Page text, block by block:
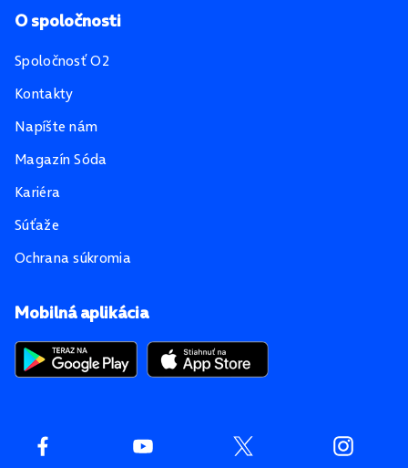
Mobilná aplikácia
O spoločnosti
Spoločnosť O2
Kontakty
Napíšte nám
Magazín Sóda
Kariéra
Súťaže
Ochrana súkromia